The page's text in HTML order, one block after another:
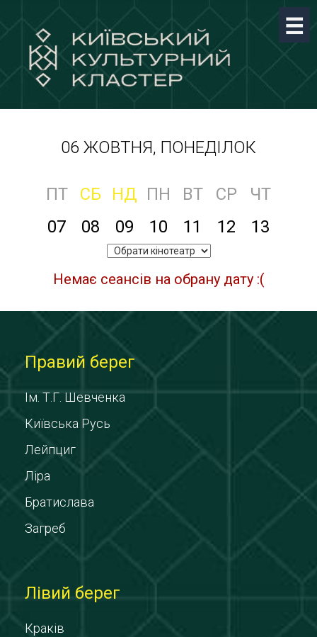
06 ЖОВТНЯ, ПОНЕДІЛОК
ПТ СБ НД ПН ВТ СР
ЧТ
07
08 09 10 11 12 13
Немає сеансів на обрану дату :(
Правий берег
Ім. Т.Г. Шевченка
Київська Русь
Лейпциг
Ліра
Братислава
Загреб
Лівий берег
Краків